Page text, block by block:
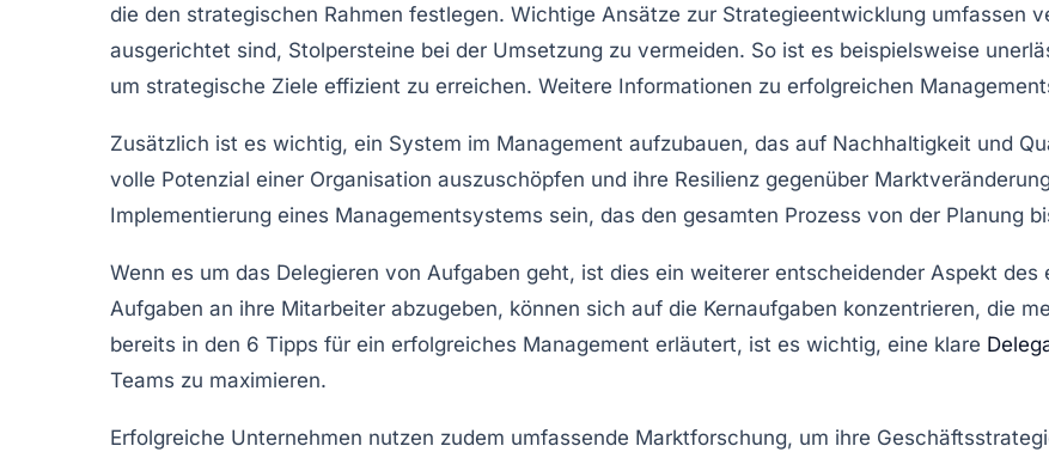
die den strategischen Rahmen festlegen. Wichtige Ansätze zur Strategieentwicklung umfassen
ausgerichtet sind, Stolpersteine bei der Umsetzung zu vermeiden. So ist es beispielsweise
um strategische Ziele effizient zu erreichen. Weitere Informationen zu erfolgreichen
Zusätzlich ist es wichtig, ein System im Management aufzubauen, das auf Nachhaltigkeit und
volle Potenzial einer Organisation auszuschöpfen und ihre Resilienz gegenüber
Implementierung eines Managementsystems sein, das den gesamten Prozess von der Planung
Wenn es um das Delegieren von Aufgaben geht, ist dies ein weiterer entscheidender Aspekt
Aufgaben an ihre Mitarbeiter abzugeben, können sich auf die Kernaufgaben konzentrieren, die
bereits in den 6 Tipps für ein erfolgreiches Management erläutert, ist es wichtig, eine klare
Teams zu maximieren.
Erfolgreiche Unternehmen nutzen zudem umfassende Marktforschung, um ihre